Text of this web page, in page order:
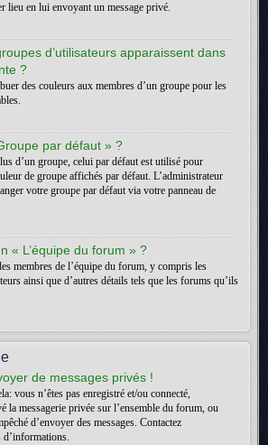
lieu en lui envoyant un message privé.
d’utilisateurs apparaissent dans
?
des couleurs aux membres d’un groupe pour les
par défaut » ?
d’un groupe, celui par défaut est utilisé pour
de groupe affichés par défaut. L’administrateur
votre groupe par défaut via votre panneau de
« L’équipe du forum » ?
membres de l’équipe du forum, y compris les
ainsi que d’autres détails tels que les forums qu’ils
de messages privés !
vous n’êtes pas enregistré et/ou connecté,
la messagerie privée sur l’ensemble du forum, ou
d’envoyer des messages. Contactez
d’informations.